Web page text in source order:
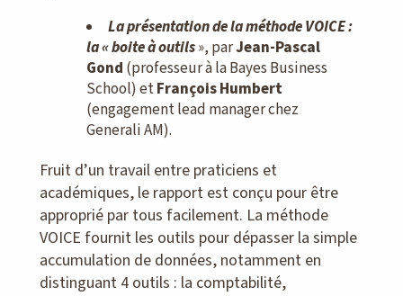
La présentation de la méthode VOICE :
la « boite à outils», parJean-Pascal
Gond (professeur à la Bayes Business
School) etFrançois Humbert
(engagement lead manager chez
Generali AM).
Fruit d’un travail entre praticiens et
académiques, le rapport est conçu pour être
approprié par tous facilement. La méthode
VOICE fournit les outils pour dépasser la simple
accumulation de données, notamment en
distinguant 4 outils : la comptabilité,